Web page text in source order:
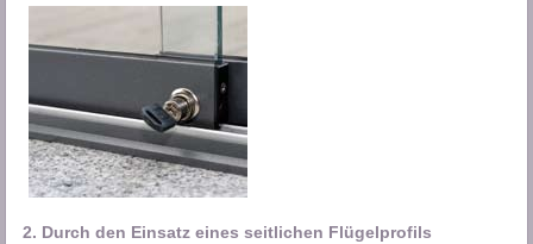
2. Durch den Einsatz eines seitlichen Flügelprofils